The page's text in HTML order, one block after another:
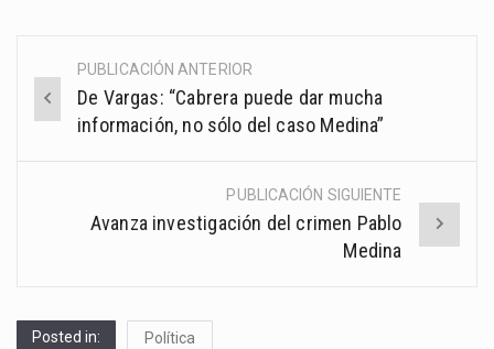
Post
navigation
PUBLICACIÓN ANTERIOR
De Vargas: “Cabrera puede dar mucha
información, no sólo del caso Medina”
PUBLICACIÓN SIGUIENTE
Avanza investigación del crimen Pablo
Medina
Posted in: Política